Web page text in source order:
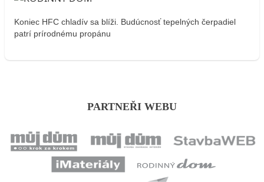
Koniec HFC chladív sa blíži. Budúcnosť tepelných čerpadiel
patrí prírodnému propánu
PARTNEŘI WEBU